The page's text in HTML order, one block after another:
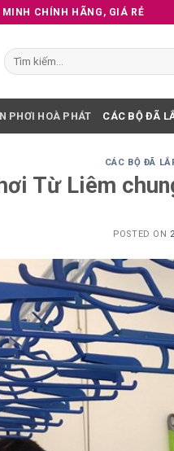
CHÍNH HÃNG, GIÁ RẺ
Tìm
kiếm:
PHƠI HOÀ PHÁT CÁC BỘ ĐÃ
CÁC BỘ ĐÃ
Từ Liêm
POSTED ON